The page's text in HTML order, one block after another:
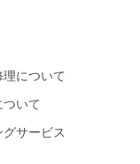
について
いて
サービス